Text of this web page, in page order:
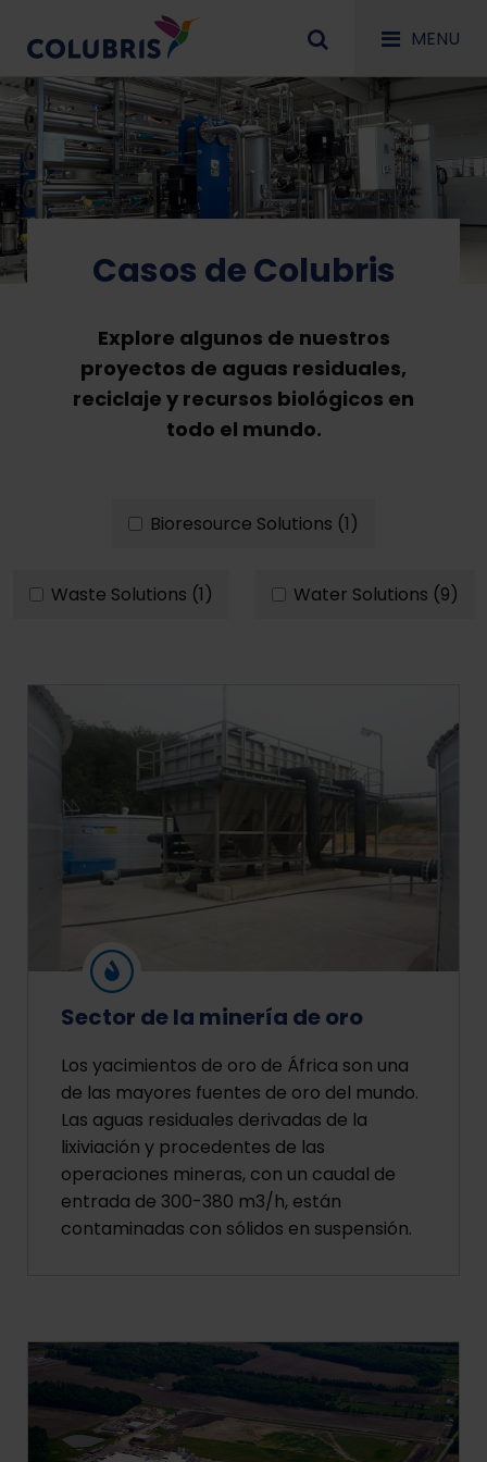
MENU
Casos de Colubris
Explore algunos de nuestros
proyectos de aguas residuales,
reciclaje y recursos biológicos en
todo el mundo.
Bioresource Solutions (1)
Waste Solutions (1) Water Solutions (9)
Sector de la minería de oro
Los yacimientos de oro de África son una
de las mayores fuentes de oro del mundo.
Las aguas residuales derivadas de la
lixiviación y procedentes de las
operaciones mineras, con un caudal de
entrada de 300-380 m3/h, están
contaminadas con sólidos en suspensión.